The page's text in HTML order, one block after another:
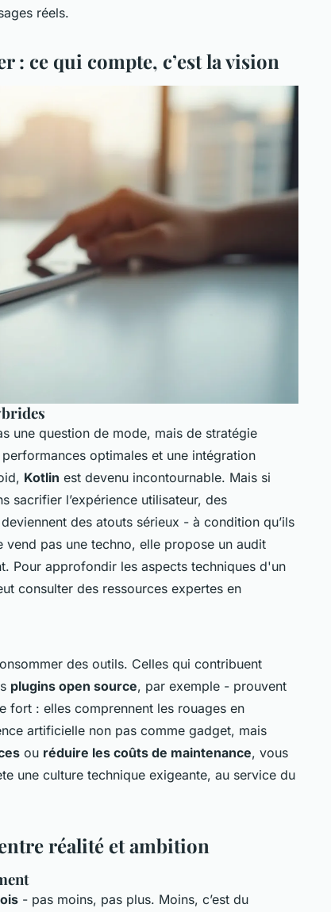
réels.
: ce qui compte, c’est la vision
une question de mode, mais de stratégie
optimales et une intégration
Kotlin est devenu incontournable. Mais si
sacrifier l’expérience utilisateur, des
deviennent des atouts sérieux - à condition qu’ils
vend pas une techno, elle propose un audit
Pour approfondir les aspects techniques d'un
consulter des ressources expertes en
des outils. Celles qui contribuent
plugins open source, par exemple - prouvent
fort : elles comprennent les rouages en
artificielle non pas comme gadget, mais
ou réduire les coûts de maintenance, vous
une culture technique exigeante, au service du
réalité et ambition
- pas moins, pas plus. Moins, c’est du